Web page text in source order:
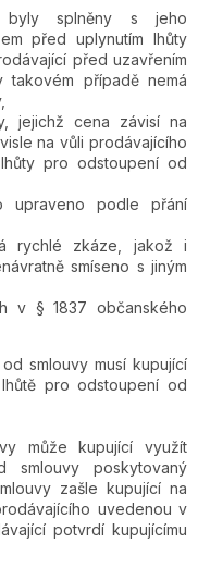
byly splněny s jeho
před uplynutím lhůty
před uzavřením
takovém případě nemá
jejichž cena závisí na
na vůli prodávajícího
pro odstoupení od
podle přání
rychlé zkáze, jakož i
smíseno s jiným
v § 1837 občanského
smlouvy musí kupující
pro odstoupení od
může kupující využít
poskytovaný
zašle kupující na
uvedenou v
potvrdí kupujícímu